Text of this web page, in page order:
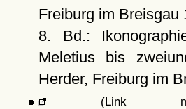
Freiburg im Breisgau
8. Bd.:
Meletius bis
Herder, Freiburg im
(Link